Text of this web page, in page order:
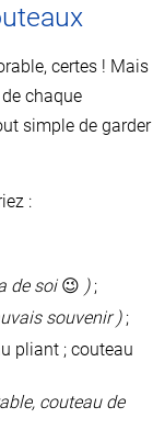
certes ! Mais
chaque
simple de garder
:
de soi😉 );
souvenir );
pliant ; couteau
couteau de